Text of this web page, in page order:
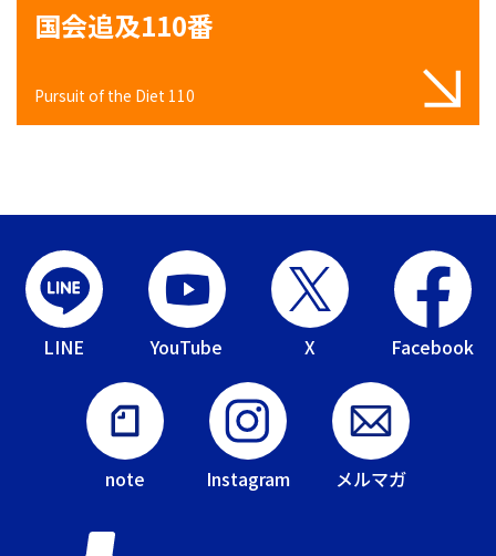
国会追及110番
Pursuit of the Diet 110
LINE YouTube X Facebook
note Instagram メルマガ